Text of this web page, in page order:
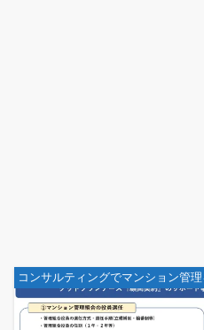
コンサルティングでマンション管